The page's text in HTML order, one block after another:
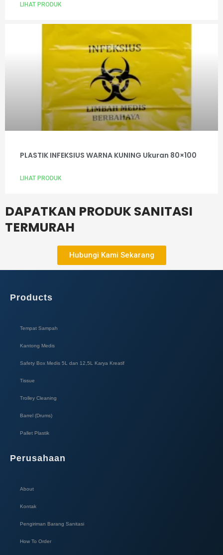
LIHAT PRODUK
PLASTIK INFEKSIUS WARNA KUNING Ukuran 80×100
LIHAT PRODUK
DAPATKAN PRODUK SANITASI
TERMURAH
Hubungi Kami Sekarang
Products
Tempat Sampah
Kantong Medis
Safety Box Medis 5L dan 12,5L Karya Kreatif​
Tissue
Trolley Cleaning
Barrel (Drums)
Pallet Plastik
Perusahaan
About
Kontak
Pengiriman Barang Sanitasi
How To Order